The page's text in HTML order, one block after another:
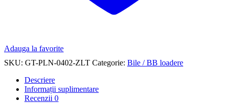
Adauga la favorite
SKU: GT-PLN-0402-ZLT Categorie: Bile / BB loadere
Descriere
Informații suplimentare
Recenzii 0